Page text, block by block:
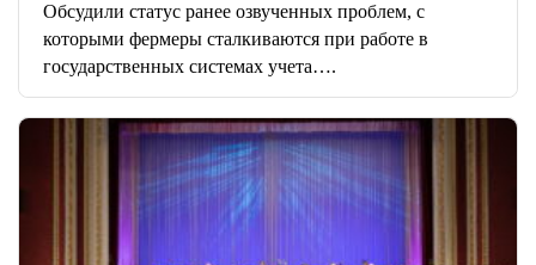
Обсудили статус ранее озвученных проблем, с
которыми фермеры сталкиваются при работе в
государственных системах учета….